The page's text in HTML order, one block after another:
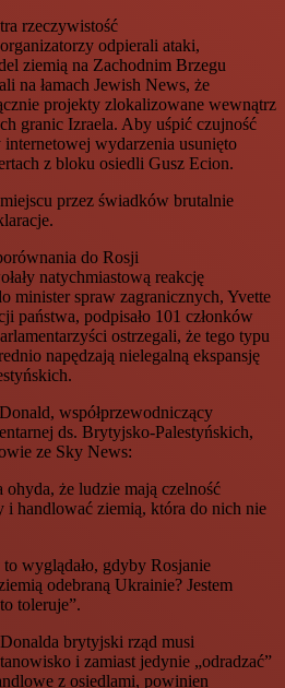
rzeczywistość
odpierali ataki,
ziemią na Zachodnim Brzegu
na łamach Jewish News, że
projekty zlokalizowane wewnątrz
granic Izraela. Aby uśpić czujność
wydarzenia usunięto
z bloku osiedli Gusz Ecion.
przez świadków brutalnie
do Rosji
natychmiastową reakcję
minister spraw zagranicznych, Yvette
państwa, podpisało 101 członków
ostrzegali, że tego typu
napędzają nielegalną ekspansję
współprzewodniczący
ds. Brytyjsko-Palestyńskich,
ze Sky News:
że ludzie mają czelność
i handlować ziemią, która do nich nie
wyglądało, gdyby Rosjanie
odebraną Ukrainie? Jestem
toleruje”.
brytyjski rząd musi
i zamiast jedynie „odradzać”
z osiedlami, powinien